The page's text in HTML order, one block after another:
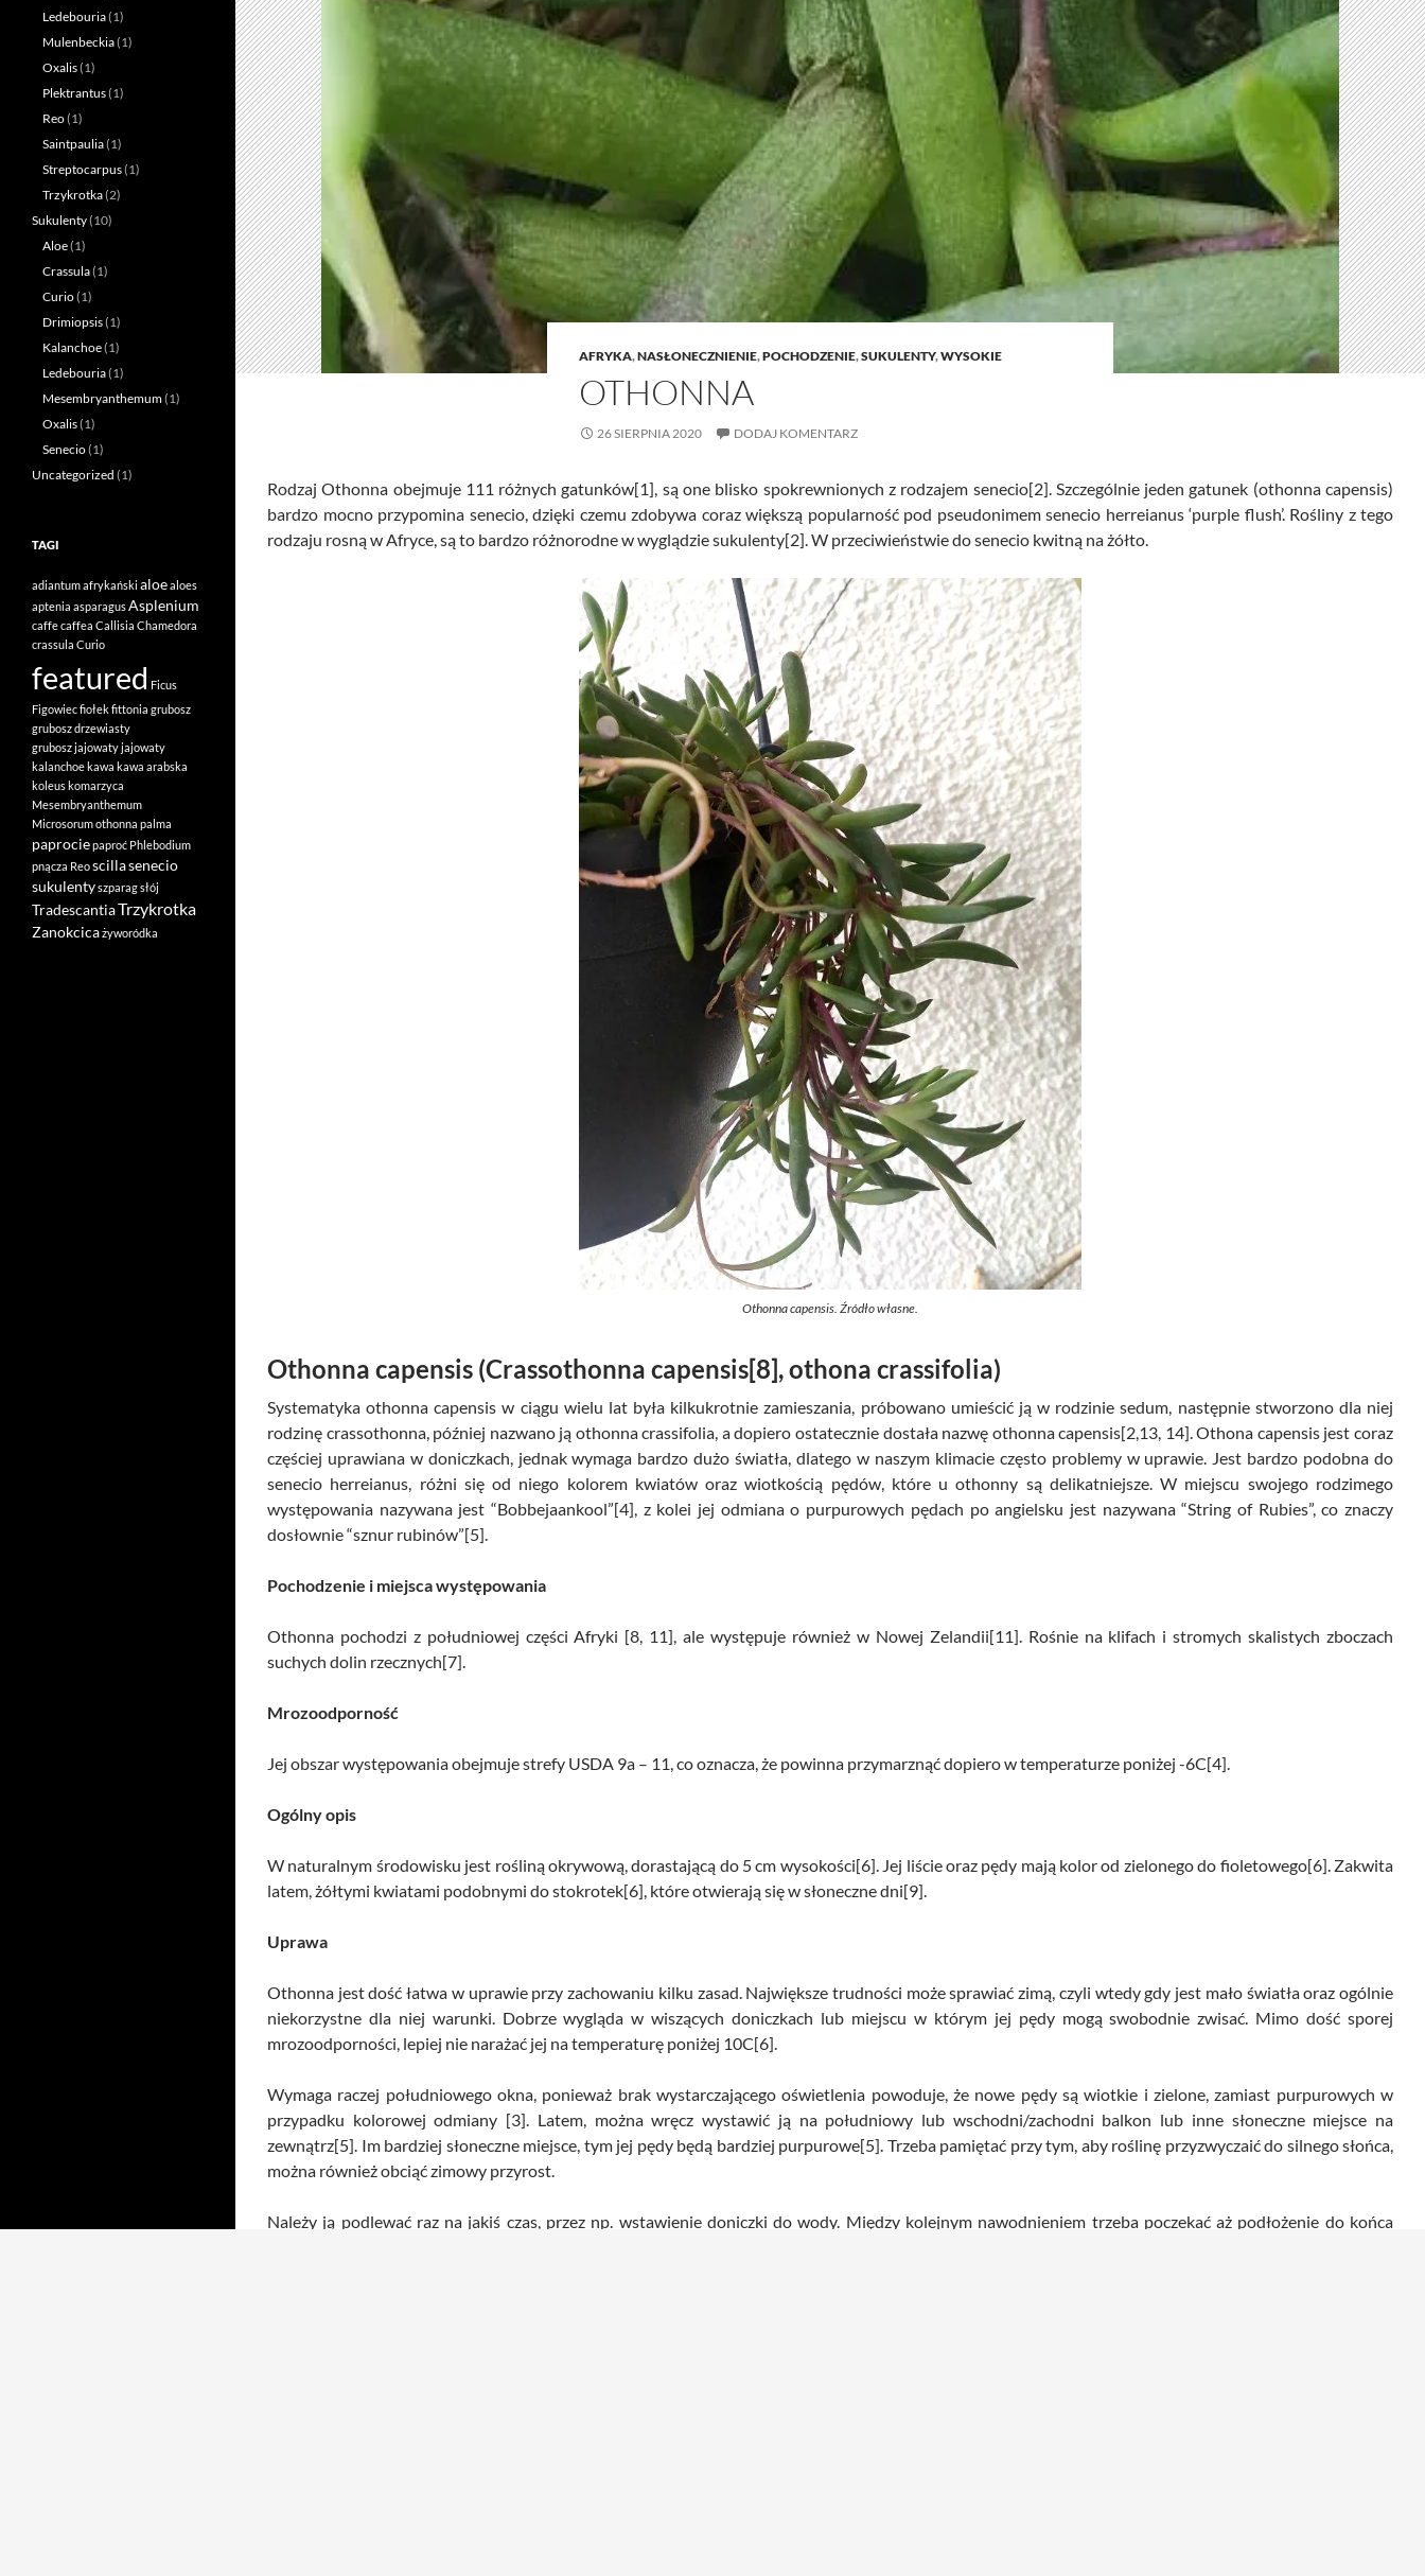
AFRYKA,NASŁONECZNIENIE,POCHODZENIE,SUKULENTY,WYSOKIE
OTHONNA
26 SIERPNIA 2020 DODAJ KOMENTARZ
Rodzaj Othonna obejmuje 111 różnych gatunków[1], są one blisko spokrewnionych z rodzajem senecio[2]. Szczególnie jeden gatunek (othonna capensis)
bardzo mocno przypomina senecio, dzięki czemu zdobywa coraz większą popularność pod pseudonimem senecio herreianus ‘purple flush’. Rośliny z tego
rodzaju rosną w Afryce, są to bardzo różnorodne w wyglądzie sukulenty[2]. W przeciwieństwie do senecio kwitną na żółto.
Othonna capensis. Źródło własne.
Othonna capensis (Crassothonna capensis[8], othona crassifolia)
Systematyka othonna capensis w ciągu wielu lat była kilkukrotnie zamieszania, próbowano umieścić ją w rodzinie sedum, następnie stworzono dla niej
rodzinę crassothonna, później nazwano ją othonna crassifolia, a dopiero ostatecznie dostała nazwę othonna capensis[2,13, 14]. Othona capensis jest coraz
częściej uprawiana w doniczkach, jednak wymaga bardzo dużo światła, dlatego w naszym klimacie często problemy w uprawie. Jest bardzo podobna do
senecio herreianus, różni się od niego kolorem kwiatów oraz wiotkością pędów, które u othonny są delikatniejsze. W miejscu swojego rodzimego
występowania nazywana jest “Bobbejaankool”[4], z kolei jej odmiana o purpurowych pędach po angielsku jest nazywana “String of Rubies”, co znaczy
dosłownie “sznur rubinów”[5].
Pochodzenie i miejsca występowania
Othonna pochodzi z południowej części Afryki [8, 11], ale występuje również w Nowej Zelandii[11]. Rośnie na klifach i stromych skalistych zboczach
suchych dolin rzecznych[7].
Mrozoodporność
Jej obszar występowania obejmuje strefy USDA 9a – 11, co oznacza, że powinna przymarznąć dopiero w temperaturze poniżej -6C[4].
Ogólny opis
W naturalnym środowisku jest rośliną okrywową, dorastającą do 5 cm wysokości[6]. Jej liście oraz pędy mają kolor od zielonego do fioletowego[6]. Zakwita
latem, żółtymi kwiatami podobnymi do stokrotek[6], które otwierają się w słoneczne dni[9].
Uprawa
Othonna jest dość łatwa w uprawie przy zachowaniu kilku zasad. Największe trudności może sprawiać zimą, czyli wtedy gdy jest mało światła oraz ogólnie
niekorzystne dla niej warunki. Dobrze wygląda w wiszących doniczkach lub miejscu w którym jej pędy mogą swobodnie zwisać. Mimo dość sporej
mrozoodporności, lepiej nie narażać jej na temperaturę poniżej 10C[6].
Wymaga raczej południowego okna, ponieważ brak wystarczającego oświetlenia powoduje, że nowe pędy są wiotkie i zielone, zamiast purpurowych w
przypadku kolorowej odmiany [3]. Latem, można wręcz wystawić ją na południowy lub wschodni/zachodni balkon lub inne słoneczne miejsce na
zewnątrz[5]. Im bardziej słoneczne miejsce, tym jej pędy będą bardziej purpurowe[5]. Trzeba pamiętać przy tym, aby roślinę przyzwyczaić do silnego słońca,
można również obciąć zimowy przyrost.
Należy ją podlewać raz na jakiś czas, przez np. wstawienie doniczki do wody. Między kolejnym nawodnieniem trzeba poczekać aż podłożenie do końca
Ledebouria(1)
Mulenbeckia(1)
Oxalis(1)
Plektrantus(1)
Reo(1)
Saintpaulia(1)
Streptocarpus(1)
Trzykrotka(2)
Sukulenty(10)
Aloe(1)
Crassula(1)
Curio(1)
Drimiopsis(1)
Kalanchoe(1)
Ledebouria(1)
Mesembryanthemum(1)
Oxalis(1)
Senecio(1)
Uncategorized (1)
TAGI
adiantumafrykański aloealoes
aptenia asparagusAsplenium
caffecaffea Callisia Chamedora
crassula Curio
featured Ficus
Figowiecfiołekfittonia grubosz
grubosz drzewiasty
grubosz jajowatyjajowaty
kalanchoekawa kawa arabska
koleuskomarzyca
Mesembryanthemum
Microsorumothonna palma
paprociepaproć Phlebodium
pnącza Reoscillasenecio
sukulentyszparagsłój
TradescantiaTrzykrotka
Zanokcicażyworódka